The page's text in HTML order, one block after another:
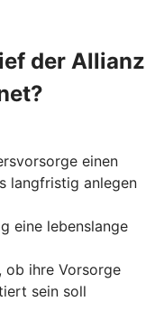
der Allianz
einen
langfristig anlegen
eine lebenslange
ob ihre Vorsorge
sein soll